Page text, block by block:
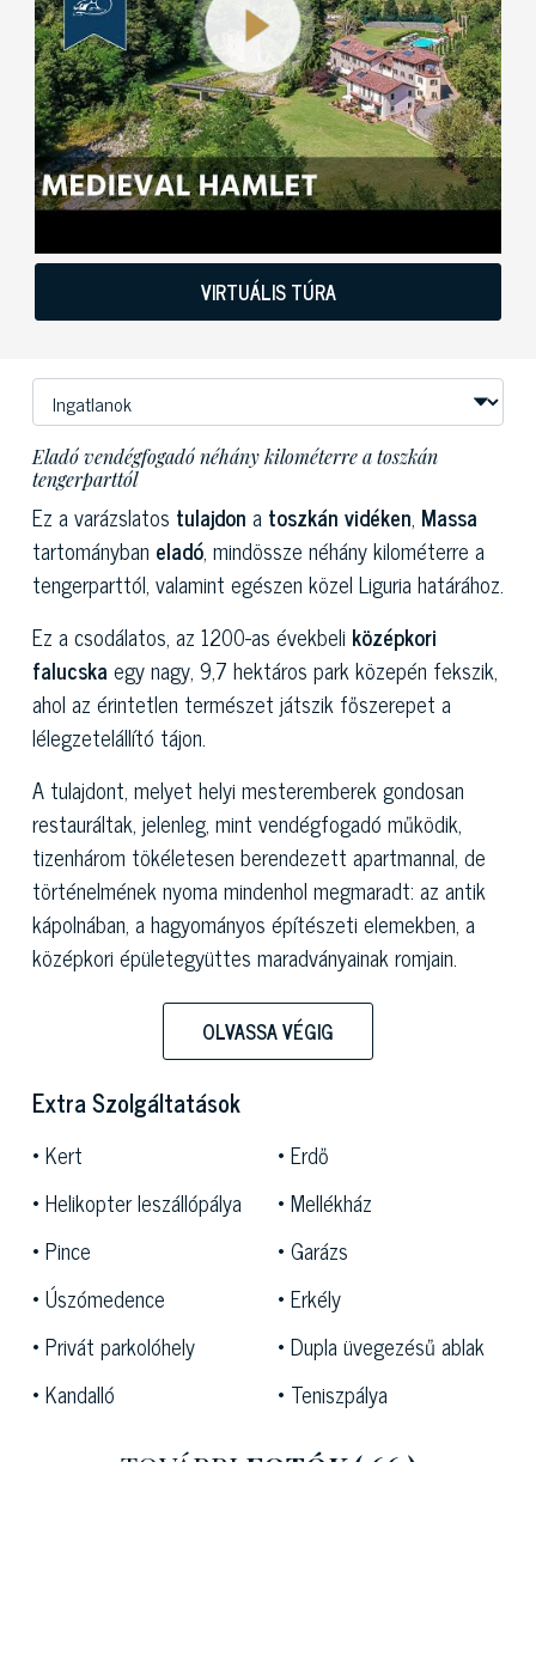
VIRTUÁLIS TÚRA
Eladó vendégfogadó néhány kilométerre a toszkán
tengerparttól
Ez a varázslatos tulajdon a toszkán vidéken, Massa
tartományban eladó, mindössze néhány kilométerre a
tengerparttól, valamint egészen közel Liguria határához.
Ez a csodálatos, az 1200-as évekbeli középkori
falucska egy nagy, 9,7 hektáros park közepén fekszik,
ahol az érintetlen természet játszik főszerepet a
lélegzetelállító tájon.
A tulajdont, melyet helyi mesteremberek gondosan
restauráltak, jelenleg, mint vendégfogadó működik,
tizenhárom tökéletesen berendezett apartmannal, de
történelmének nyoma mindenhol megmaradt: az antik
kápolnában, a hagyományos építészeti elemekben, a
középkori épületegyüttes maradványainak romjain.
A rendezett külső tér nemcsak a természetben való
pihentető sétákhoz, de rendezvények és romantikus
szalon freskókkal és kandallóval akár ötven fő
befogadására is képes.
A kellemes éjszakai megvilágítást élvező külső terek
úszómedencének szoláriummal, melyek a sport és
wellness előnyeit egészítik ki a fitnesz- és
masszázstermekkel együtt, ahol van még egy szauna
és egy gőzfürdő krómterápiával és frigidáriummal.
A szabadtéri tevékenységek szerelmeseinek számtalan
szabadidős lehetőség áll rendelkezésre; ráadásul az
OLVASSA VÉGIG
Extra Szolgáltatások
Kert
Erdő
Helikopter leszállópálya
Mellékház
Pince
Garázs
Úszómedence
Erkély
Privát parkolóhely
Dupla üvegezésű ablak
Kandalló
Teniszpálya
TOVÁBBI FOTÓK ( 66 )